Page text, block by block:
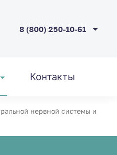
8 (800) 250-10-61
Контакты
нервной системы и